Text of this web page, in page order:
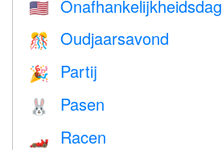
🇺🇸 Onafhankelijkheidsdag
🎊 Oudjaarsavond
🎉 Partij
🐰 Pasen
🏎 Racen